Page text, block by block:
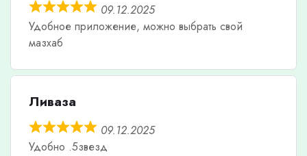
09.12.2025
Удобное приложение, можно выбрать свой
мазхаб
Ливаза
09.12.2025
Удобно .5звезд